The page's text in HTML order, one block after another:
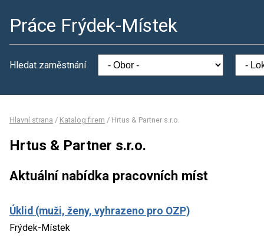
Práce Frýdek-Místek
Hledat zaměstnání
Hlavní strana / Katalog firem / Hrtus & Partner s.r.o.
Hrtus & Partner s.r.o.
Aktuální nabídka pracovních míst
Úklid (muži, ženy, vyhrazeno pro OZP)
Frýdek-Místek